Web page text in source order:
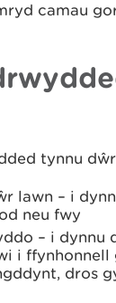
camau
tynnu
lawn – i
neu fwy
– i dynnu
i ffynhonnell
dros